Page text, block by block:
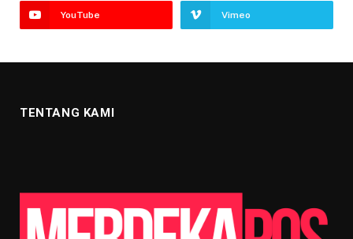
YouTube Vimeo
TENTANG KAMI